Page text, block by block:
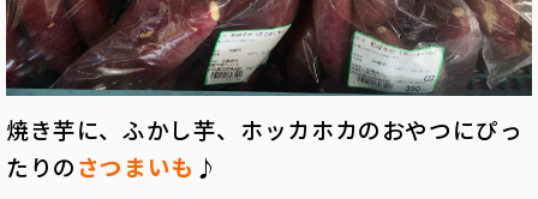
焼き芋に、ふかし芋、ホッカホカのおやつにぴっ
たりのさつまいも ♪